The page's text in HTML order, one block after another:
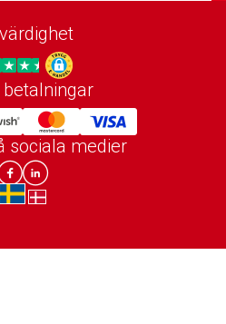
Trygg E-handel
sociala medier
Lomax DK Facebook
Lomax SE LinkIn
sv-SEda-DK